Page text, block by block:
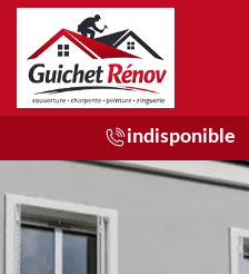
indisponible